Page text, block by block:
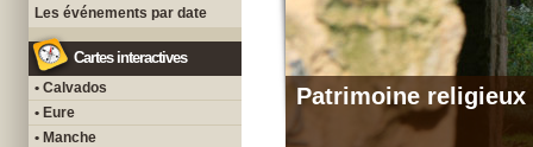
Les événements par date
Cartes interactives
• Calvados
• Eure
• Manche
Patrimoine religieux